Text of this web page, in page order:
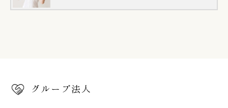
グループ法人